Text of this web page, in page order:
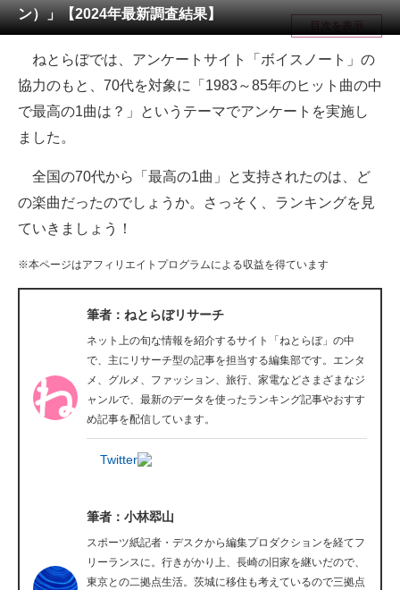
メディア
注目記事を集めた総合ページ
ITの今と未来を見通す
スマホと通信の最新トレンド
好きが集まる 比べて選べる
ビジネスと働き方のヒント
AI活用のいまが分かる
企業ITのトレンドを詳説
経営リーダーのコミュニティ
マーケ×ITの今がよく分かる
ITエンジニア向け専門サイト
企業向けIT製品の総合サイト
製造業のIT導入・活用を支援
モノづくり技術者専門サイト
ン）」【2024年最新調査結果】
目次を表示
ねとらぼでは、アンケートサイト「ボイスノート」の
協力のもと、70代を対象に「1983～85年のヒット曲の中
で最高の1曲は？」というテーマでアンケートを実施し
ました。
全国の70代から「最高の1曲」と支持されたのは、ど
の楽曲だったのでしょうか。さっそく、ランキングを見
ていきましょう！
※本ページはアフィリエイトプログラムによる収益を得ています
筆者：ねとらぼリサーチ
ネット上の旬な情報を紹介するサイト「ねとらぼ」の中
で、主にリサーチ型の記事を担当する編集部です。エンタ
メ、グルメ、ファッション、旅行、家電などさまざまなジ
ャンルで、最新のデータを使ったランキング記事やおすす
め記事を配信しています。
Twitter
筆者：小林翆山
スポーツ紙記者・デスクから編集プロダクションを経てフ
リーランスに。行きがかり上、長崎の旧家を継いだので、
東京との二拠点生活。茨城に移住も考えているので三拠点